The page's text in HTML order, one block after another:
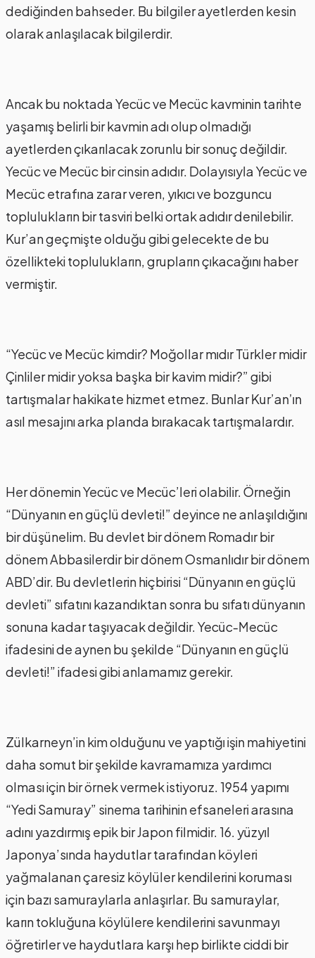
dediğinden bahseder. Bu bilgiler ayetlerden kesin
olarak anlaşılacak bilgilerdir.
Ancak bu noktada Yecüc ve Mecüc kavminin tarihte
yaşamış belirli bir kavmin adı olup olmadığı
ayetlerden çıkarılacak zorunlu bir sonuç değildir.
Yecüc ve Mecüc bir cinsin adıdır. Dolayısıyla Yecüc ve
Mecüc etrafına zarar veren, yıkıcı ve bozguncu
toplulukların bir tasviri belki ortak adıdır denilebilir.
Kur’an geçmişte olduğu gibi gelecekte de bu
özellikteki toplulukların, grupların çıkacağını haber
vermiştir.
“Yecüc ve Mecüc kimdir? Moğollar mıdır Türkler midir
Çinliler midir yoksa başka bir kavim midir?” gibi
tartışmalar hakikate hizmet etmez. Bunlar Kur’an’ın
asıl mesajını arka planda bırakacak tartışmalardır.
Her dönemin Yecüc ve Mecüc’leri olabilir. Örneğin
“Dünyanın en güçlü devleti!” deyince ne anlaşıldığını
bir düşünelim. Bu devlet bir dönem Romadır bir
dönem Abbasilerdir bir dönem Osmanlıdır bir dönem
ABD’dir. Bu devletlerin hiçbirisi “Dünyanın en güçlü
devleti” sıfatını kazandıktan sonra bu sıfatı dünyanın
sonuna kadar taşıyacak değildir. Yecüc-Mecüc
ifadesini de aynen bu şekilde “Dünyanın en güçlü
devleti!” ifadesi gibi anlamamız gerekir.
Zülkarneyn’in kim olduğunu ve yaptığı işin mahiyetini
daha somut bir şekilde kavramamıza yardımcı
olması için bir örnek vermek istiyoruz. 1954 yapımı
“Yedi Samuray” sinema tarihinin efsaneleri arasına
adını yazdırmış epik bir Japon filmidir. 16. yüzyıl
Japonya’sında haydutlar tarafından köyleri
yağmalanan çaresiz köylüler kendilerini koruması
için bazı samuraylarla anlaşırlar. Bu samuraylar,
karın tokluğuna köylülere kendilerini savunmayı
öğretirler ve haydutlara karşı hep birlikte ciddi bir